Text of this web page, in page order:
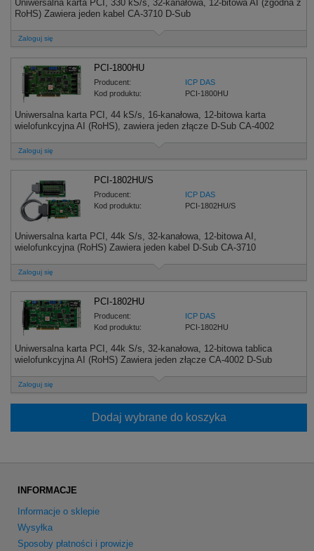
Uniwersalna karta PCI, 330 kS/s, 32-kanałowa, 12-bitowa AI (zgodna z
RoHS) Zawiera jeden kabel CA-3710 D-Sub
Zaloguj się
PCI-1800HU
Producent:
ICP DAS
Kod produktu:
PCI-1800HU
Uniwersalna karta PCI, 44 kS/s, 16-kanałowa, 12-bitowa karta
wielofunkcyjna AI (RoHS), zawiera jeden złącze D-Sub CA-4002
Zaloguj się
PCI-1802HU/S
Producent:
ICP DAS
Kod produktu:
PCI-1802HU/S
Uniwersalna karta PCI, 44k S/s, 32-kanałowa, 12-bitowa AI,
wielofunkcyjna (RoHS) Zawiera jeden kabel D-Sub CA-3710
Zaloguj się
PCI-1802HU
Producent:
ICP DAS
Kod produktu:
PCI-1802HU
Uniwersalna karta PCI, 44k S/s, 32-kanałowa, 12-bitowa tablica
wielofunkcyjna AI (RoHS) Zawiera jeden złącze CA-4002 D-Sub
Zaloguj się
Dodaj wybrane do koszyka
INFORMACJE
Informacje o sklepie
Wysyłka
Sposoby płatności i prowizje